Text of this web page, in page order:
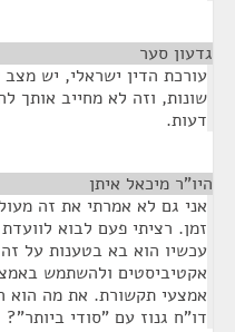
גדעון סער
עורכת הדין ישראלי, יש
שונות, וזה לא מחייב אותך
דעות.
היו"ר מיכאל איתן
אני גם לא אמרתי את זה
זמן. רציתי פעם לבוא
עכשיו הוא בא בטענות על זה
אקטיביסטים ולהשתמש
אמצעי תקשורת. את מה הוא
דו"ח גנוז עם "סודי ביותר"?